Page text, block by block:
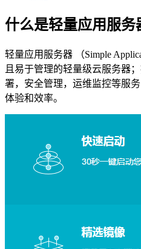
什么是轻量应用服务
轻量应用服务器 （Simple
且易于管理的轻量级云服务器
署，安全管理，运维监控等服
体验和效率。